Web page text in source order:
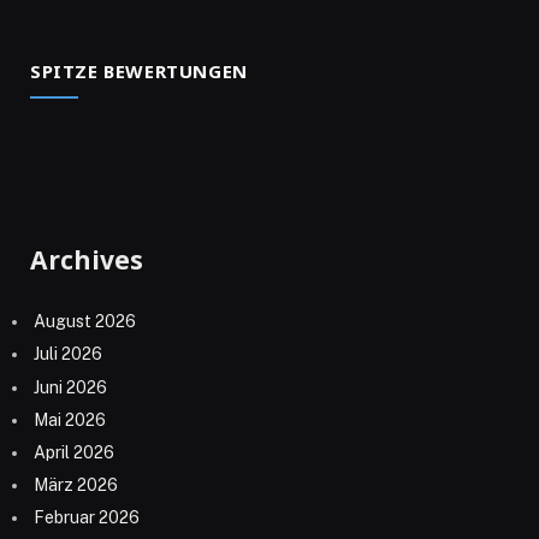
SPITZE BEWERTUNGEN
Archives
August 2026
Juli 2026
Juni 2026
Mai 2026
April 2026
März 2026
Februar 2026